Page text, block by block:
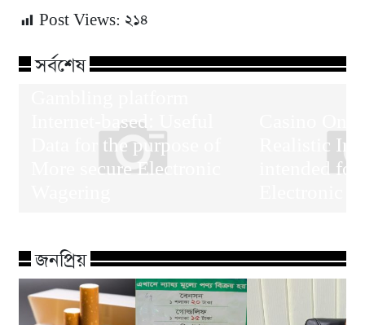
Post Views: ২১৪
সর্বশেষ
Internet-based: Useful
Data for the purpose of
More secure Electronic
Realistic
intended
জনপ্রিয়